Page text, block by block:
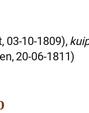
03-10-1809),
20-06-1811)